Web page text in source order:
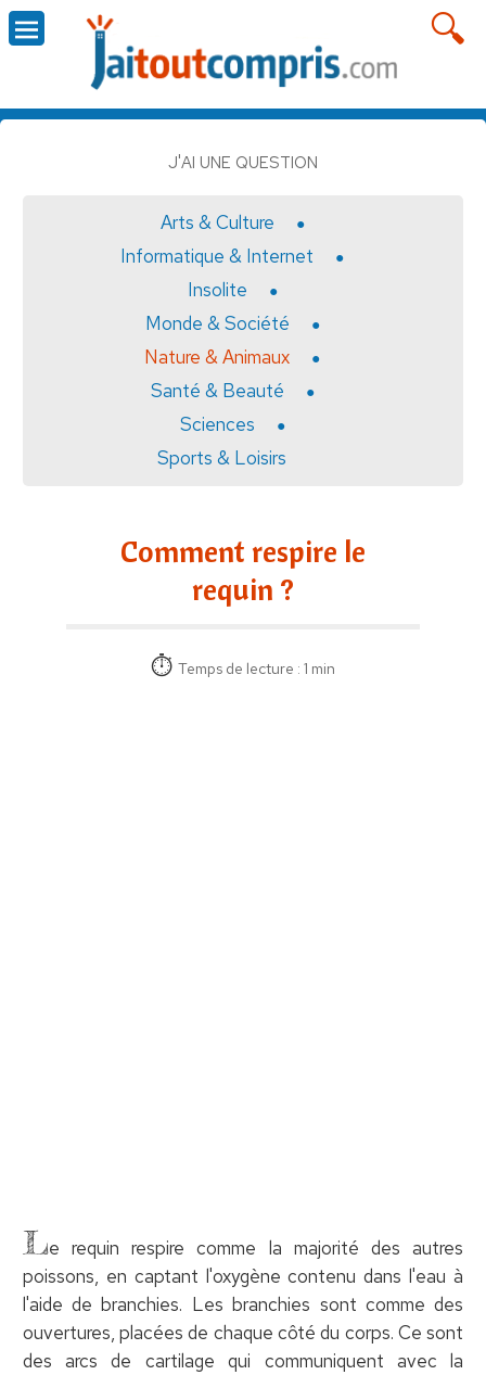
J'AI UNE QUESTION
Arts & Culture
Informatique & Internet
Insolite
Monde & Société
Nature & Animaux
Santé & Beauté
Sciences
Sports & Loisirs
Comment respire le
requin ?
Temps de lecture : 1 min
Le requin respire comme la majorité des autres
poissons, en captant l'oxygène contenu dans l'eau à
l'aide de branchies. Les branchies sont comme des
ouvertures, placées de chaque côté du corps. Ce sont
des arcs de cartilage qui communiquent avec la